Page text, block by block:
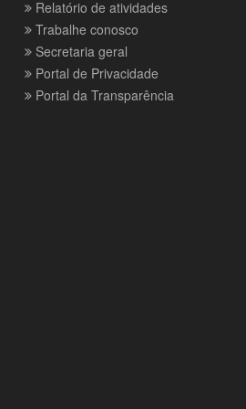
Relatório de atividades
Trabalhe conosco
Secretaria geral
Portal de Privacidade
Portal da Transparência